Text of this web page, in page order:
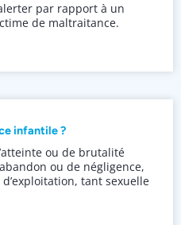
par rapport à un
de maltraitance.
infantile ?
ou de brutalité
ou de négligence,
tant sexuelle